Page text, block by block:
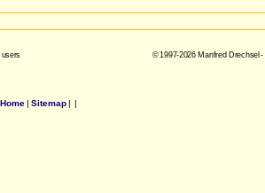
users © 1997-2026 Manfred Drechsel
Home| Sitemap| |